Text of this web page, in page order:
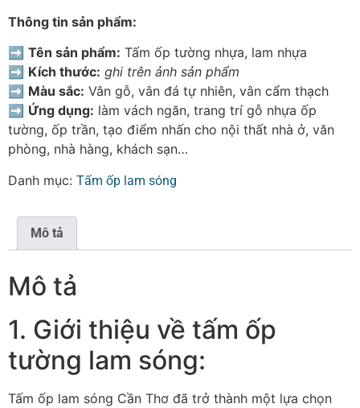
Thông tin sản phẩm:
➡ Tên sản phẩm: Tấm ốp tường nhựa, lam nhựa
➡ Kích thước: ghi trên ảnh sản phẩm
➡ Màu sắc: Vân gỗ, vân đá tự nhiên, vân cẩm thạch
➡ Ứng dụng: làm vách ngăn, trang trí gỗ nhựa ốp
tường, ốp trần, tạo điểm nhấn cho nội thất nhà ở, văn
phòng, nhà hàng, khách sạn…
Danh mục: Tấm ốp lam sóng
Mô tả
Mô tả
1. Giới thiệu về tấm ốp
tường lam sóng:
Tấm ốp lam sóng Cần Thơ đã trở thành một lựa chọn